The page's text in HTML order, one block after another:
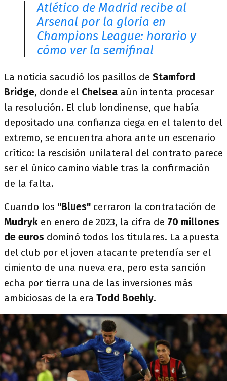
Atlético de Madrid recibe al
Arsenal por la gloria en
Champions League: horario y
cómo ver la semifinal
La noticia sacudió los pasillos de Stamford
Bridge, donde el Chelsea aún intenta procesar
la resolución. El club londinense, que había
depositado una confianza ciega en el talento del
extremo, se encuentra ahora ante un escenario
crítico: la rescisión unilateral del contrato parece
ser el único camino viable tras la confirmación
de la falta.
Cuando los "Blues" cerraron la contratación de
Mudryk en enero de 2023, la cifra de 70 millones
de euros dominó todos los titulares. La apuesta
del club por el joven atacante pretendía ser el
cimiento de una nueva era, pero esta sanción
echa por tierra una de las inversiones más
ambiciosas de la era Todd Boehly.